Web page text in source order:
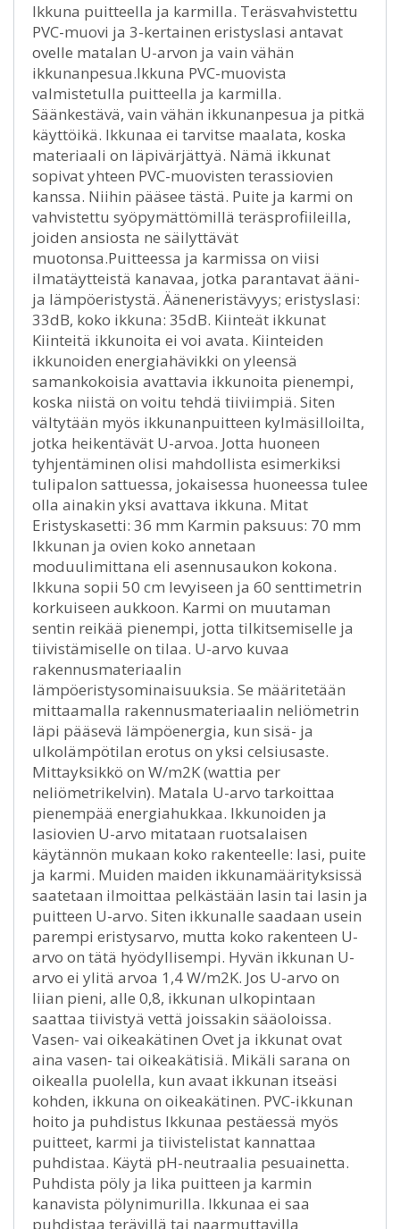
Ikkuna puitteella ja karmilla. Teräsvahvistettu
PVC-muovi ja 3-kertainen eristyslasi antavat
ovelle matalan U-arvon ja vain vähän
ikkunanpesua.Ikkuna PVC-muovista
valmistetulla puitteella ja karmilla.
Säänkestävä, vain vähän ikkunanpesua ja pitkä
käyttöikä. Ikkunaa ei tarvitse maalata, koska
materiaali on läpivärjättyä. Nämä ikkunat
sopivat yhteen PVC-muovisten terassiovien
kanssa. Niihin pääsee tästä. Puite ja karmi on
vahvistettu syöpymättömillä teräsprofiileilla,
joiden ansiosta ne säilyttävät
muotonsa.Puitteessa ja karmissa on viisi
ilmatäytteistä kanavaa, jotka parantavat ääni-
ja lämpöeristystä. Ääneneristävyys; eristyslasi:
33dB, koko ikkuna: 35dB. Kiinteät ikkunat
Kiinteitä ikkunoita ei voi avata. Kiinteiden
ikkunoiden energiahävikki on yleensä
samankokoisia avattavia ikkunoita pienempi,
koska niistä on voitu tehdä tiiviimpiä. Siten
vältytään myös ikkunanpuitteen kylmäsilloilta,
jotka heikentävät U-arvoa. Jotta huoneen
tyhjentäminen olisi mahdollista esimerkiksi
tulipalon sattuessa, jokaisessa huoneessa tulee
olla ainakin yksi avattava ikkuna. Mitat
Eristyskasetti: 36 mm Karmin paksuus: 70 mm
Ikkunan ja ovien koko annetaan
moduulimittana eli asennusaukon kokona.
Ikkuna sopii 50 cm levyiseen ja 60 senttimetrin
korkuiseen aukkoon. Karmi on muutaman
sentin reikää pienempi, jotta tilkitsemiselle ja
tiivistämiselle on tilaa. U-arvo kuvaa
rakennusmateriaalin
lämpöeristysominaisuuksia. Se määritetään
mittaamalla rakennusmateriaalin neliömetrin
läpi pääsevä lämpöenergia, kun sisä- ja
ulkolämpötilan erotus on yksi celsiusaste.
Mittayksikkö on W/m2K (wattia per
neliömetrikelvin). Matala U-arvo tarkoittaa
pienempää energiahukkaa. Ikkunoiden ja
lasiovien U-arvo mitataan ruotsalaisen
käytännön mukaan koko rakenteelle: lasi, puite
ja karmi. Muiden maiden ikkunamäärityksissä
saatetaan ilmoittaa pelkästään lasin tai lasin ja
puitteen U-arvo. Siten ikkunalle saadaan usein
parempi eristysarvo, mutta koko rakenteen U-
arvo on tätä hyödyllisempi. Hyvän ikkunan U-
arvo ei ylitä arvoa 1,4 W/m2K. Jos U-arvo on
liian pieni, alle 0,8, ikkunan ulkopintaan
saattaa tiivistyä vettä joissakin sääoloissa.
Vasen- vai oikeakätinen Ovet ja ikkunat ovat
aina vasen- tai oikeakätisiä. Mikäli sarana on
oikealla puolella, kun avaat ikkunan itseäsi
kohden, ikkuna on oikeakätinen. PVC-ikkunan
hoito ja puhdistus Ikkunaa pestäessä myös
puitteet, karmi ja tiivistelistat kannattaa
puhdistaa. Käytä pH-neutraalia pesuainetta.
Puhdista pöly ja lika puitteen ja karmin
kanavista pölynimurilla. Ikkunaa ei saa
puhdistaa terävillä tai naarmuttavilla